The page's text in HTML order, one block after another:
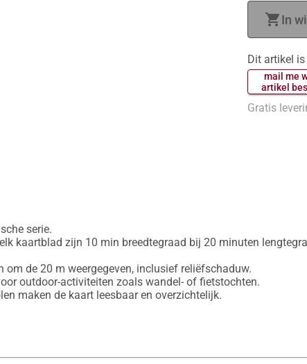
shopping_cartIn
Dit artikel
mail me
Gratis
serie.
kaartblad zijn 10 min breedtegraad bij 20 minuten
om de 20 m weergegeven, inclusief reliëfschaduw.
outdoor-activiteiten zoals wandel- of fietstochten.